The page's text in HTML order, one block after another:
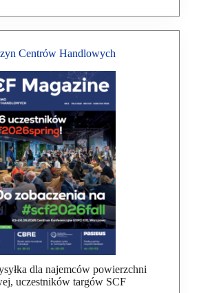
Centrów Handlowych
dla najemców powierzchni
uczestników targów SCF